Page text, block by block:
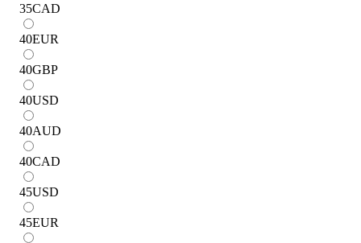
35CAD
40EUR
40GBP
40USD
40AUD
40CAD
45USD
45EUR